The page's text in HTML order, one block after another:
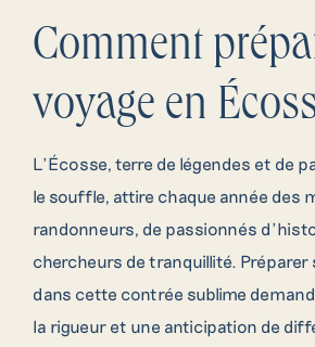
Comment
voyage en
L’Écosse, terre de légendes et de
le souffle, attire chaque année des
randonneurs, de passionnés
chercheurs de tranquillité. Préparer
dans cette contrée sublime
la rigueur et une anticipation de